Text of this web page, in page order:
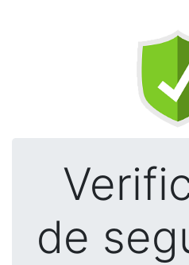
de